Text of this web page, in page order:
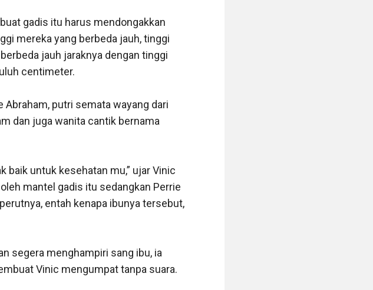
gadis itu harus mendongakkan
mereka yang berbeda jauh, tinggi
jauh jaraknya dengan tinggi
centimeter.
Abraham, putri semata wayang dari
dan juga wanita cantik bernama
baik untuk kesehatan mu,” ujar Vinic
mantel gadis itu sedangkan Perrie
entah kenapa ibunya tersebut,
segera menghampiri sang ibu, ia
Vinic mengumpat tanpa suara.